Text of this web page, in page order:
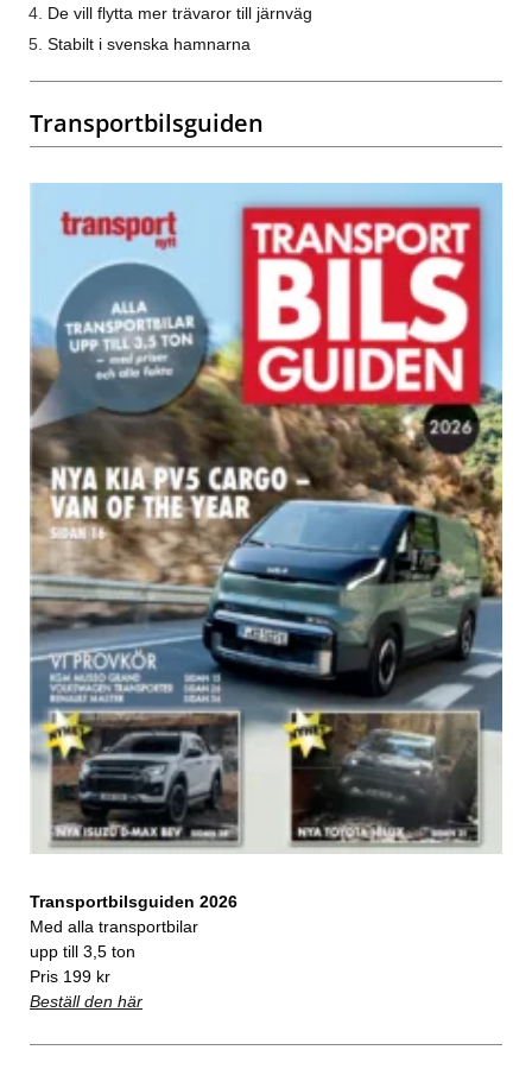
De vill flytta mer trävaror till järnväg
Stabilt i svenska hamnarna
Transportbilsguiden
Transportbilsguiden 2026
Med alla transportbilar
upp till 3,5 ton
Pris 199 kr
Beställ den här